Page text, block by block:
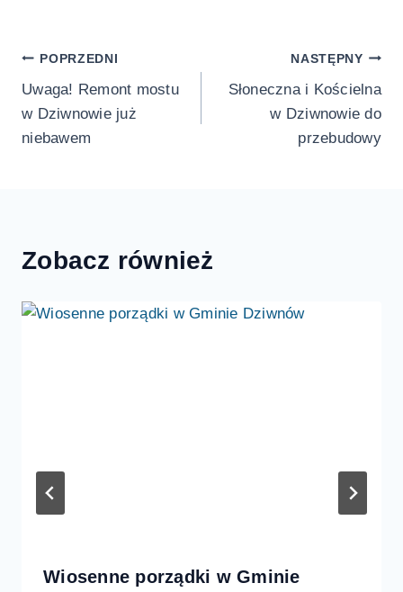
Nawigacja
wpisu
POPRZEDNI
Uwaga! Remont mostu
w Dziwnowie już
niebawem
NASTĘPNY
Słoneczna i Kościelna
w Dziwnowie do
przebudowy
Zobacz również
Wiosenne porządki w Gminie